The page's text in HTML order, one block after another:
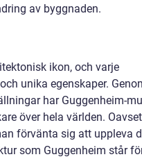
av byggnaden.
ikon, och varje
unika egenskaper.
har Guggenheim-
över hela världen.
förvänta sig att uppleva
som Guggenheim står